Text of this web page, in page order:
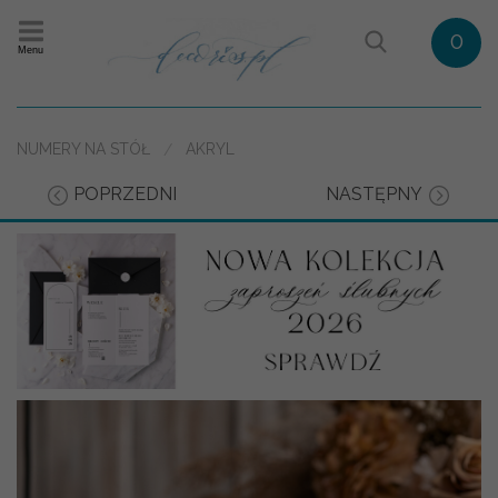
Menu 0
NUMERY NA STÓŁ AKRYL
POPRZEDNI NASTĘPNY